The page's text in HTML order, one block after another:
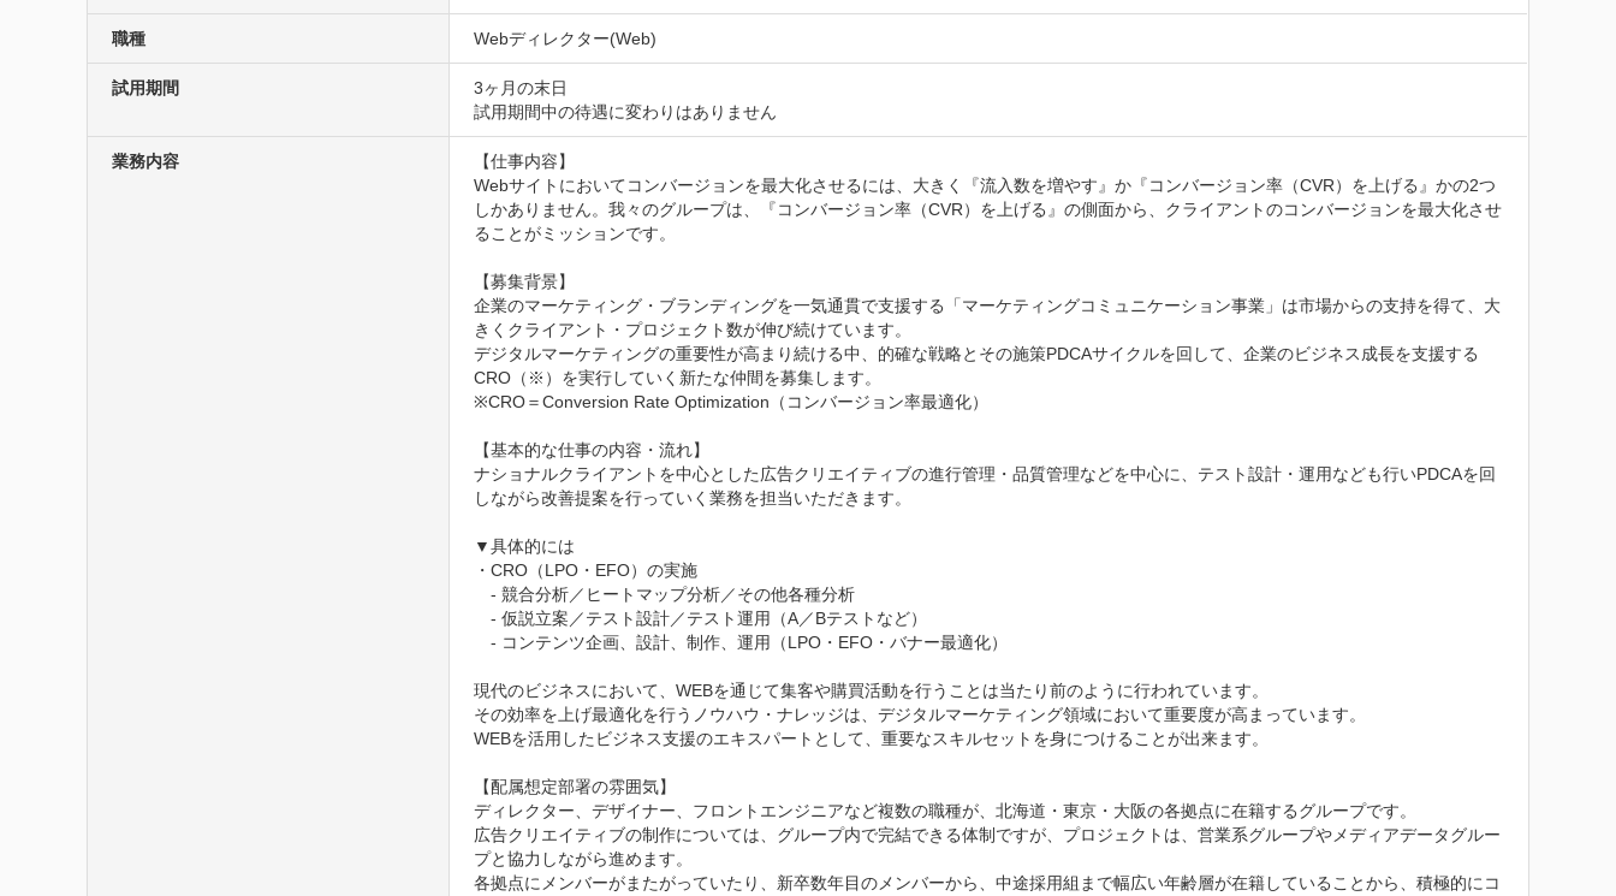
職種 Webディレクター(Web)
試用期間
3ヶ月の末日
試用期間中の待遇に変わりはありません
業務内容
【仕事内容】
Webサイトにおいてコンバージョンを最大化させるには、大きく『流入数を増やす』か『コンバージョン率（CVR）を上げる』かの2つ
しかありません。我々のグループは、『コンバージョン率（CVR）を上げる』の側面から、クライアントのコンバージョンを最大化させ
ることがミッションです。
【募集背景】
企業のマーケティング・ブランディングを一気通貫で支援する「マーケティングコミュニケーション事業」は市場からの支持を得て、大
きくクライアント・プロジェクト数が伸び続けています。
デジタルマーケティングの重要性が高まり続ける中、的確な戦略とその施策PDCAサイクルを回して、企業のビジネス成長を支援する
CRO（※）を実行していく新たな仲間を募集します。
※CRO＝Conversion Rate Optimization（コンバージョン率最適化）
【基本的な仕事の内容・流れ】
ナショナルクライアントを中心とした広告クリエイティブの進行管理・品質管理などを中心に、テスト設計・運用なども行いPDCAを回
しながら改善提案を行っていく業務を担当いただきます。
▼具体的には
・CRO（LPO・EFO）の実施
- 競合分析／ヒートマップ分析／その他各種分析
- 仮説立案／テスト設計／テスト運用（A／Bテストなど）
- コンテンツ企画、設計、制作、運用（LPO・EFO・バナー最適化）
現代のビジネスにおいて、WEBを通じて集客や購買活動を行うことは当たり前のように行われています。
その効率を上げ最適化を行うノウハウ・ナレッジは、デジタルマーケティング領域において重要度が高まっています。
WEBを活用したビジネス支援のエキスパートとして、重要なスキルセットを身につけることが出来ます。
【配属想定部署の雰囲気】
ディレクター、デザイナー、フロントエンジニアなど複数の職種が、北海道・東京・大阪の各拠点に在籍するグループです。
広告クリエイティブの制作については、グループ内で完結できる体制ですが、プロジェクトは、営業系グループやメディアデータグルー
プと協力しながら進めます。
各拠点にメンバーがまたがっていたり、新卒数年目のメンバーから、中途採用組まで幅広い年齢層が在籍していることから、積極的にコ